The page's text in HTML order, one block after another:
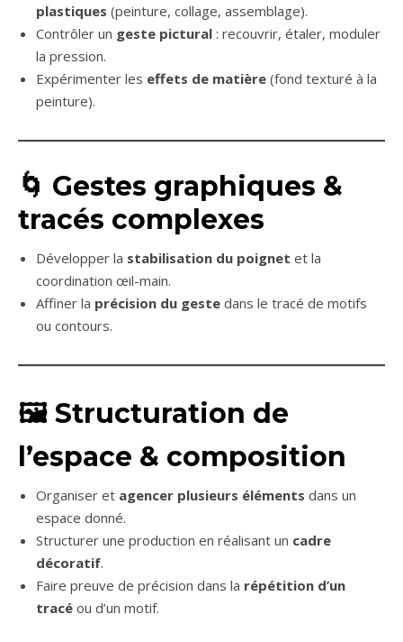
plastiques (peinture, collage, assemblage).
Contrôler un geste pictural : recouvrir, étaler, moduler
la pression.
Expérimenter les effets de matière (fond texturé à la
peinture).
🌀 Gestes graphiques &
tracés complexes
Développer la stabilisation du poignet et la
coordination œil-main.
Affiner la précision du geste dans le tracé de motifs
ou contours.
🖼️ Structuration de
l’espace & composition
Organiser et agencer plusieurs éléments dans un
espace donné.
Structurer une production en réalisant un cadre
décoratif.
Faire preuve de précision dans la répétition d’un
tracé ou d’un motif.